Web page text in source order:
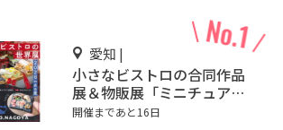
愛知 |
小さなビストロの合同作品
展＆物販展「ミニチュアビ
ストロの世界展 2026 in 名
開催まであと16日